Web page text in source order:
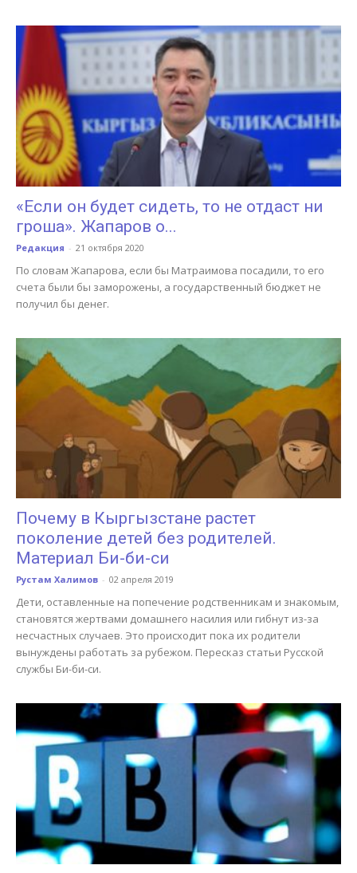
«Если он будет сидеть, то не отдаст ни
гроша». Жапаров о...
Редакция - 21 октября 2020
По словам Жапарова, если бы Матраимова посадили, то его
счета были бы заморожены, а государственный бюджет не
получил бы денег.
Почему в Кыргызстане растет
поколение детей без родителей.
Материал Би-би-си
Рустам Халимов - 02 апреля 2019
Дети, оставленные на попечение родственникам и знакомым,
становятся жертвами домашнего насилия или гибнут из-за
несчастных случаев. Это происходит пока их родители
вынуждены работать за рубежом. Пересказ статьи Русской
службы Би-би-си.